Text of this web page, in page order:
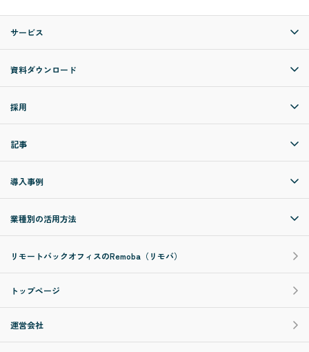
サービス
資料ダウンロード
採用
記事
導入事例
業種別の活用方法
リモートバックオフィスのRemoba（リモバ）
トップページ
運営会社